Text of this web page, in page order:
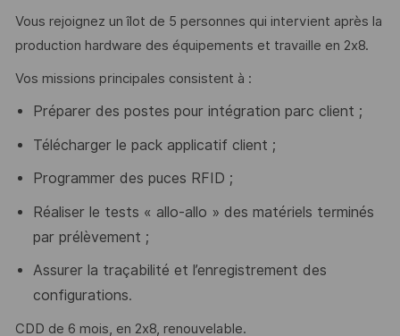
Vous rejoignez un îlot de 5 personnes qui intervient après la
production hardware des équipements et travaille en 2x8.
Vos missions principales consistent à :
Préparerdes postes pour intégration parc client ;
Télécharger le pack applicatif client ;
Programmer des puces RFID ;
Réaliser le tests « allo-allo » des matériels terminés
par prélèvement ;
Assurer la traçabilité et l’enregistrement des
configurations.
CDD de 6 mois, en 2x8, renouvelable.